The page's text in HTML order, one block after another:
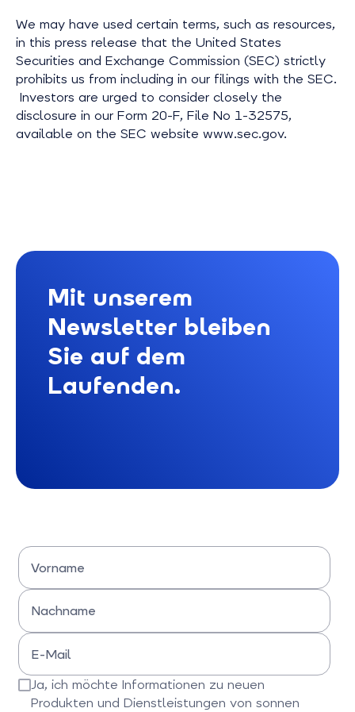
We may have used certain terms, such as resources,
in this press release that the United States
Securities and Exchange Commission (SEC) strictly
prohibits us from including in our filings with the SEC.
Investors are urged to consider closely the
disclosure in our Form 20-F, File No 1-32575,
available on the SEC website www.sec.gov.
Mit unserem
Newsletter bleiben
Sie auf dem
Laufenden.
Vorname
Bitte Vornamen eingeben
Nachname
Bitte Nachname eingeben
E-Mail
Bitte E-Mail-Adresse eingeben
Ja, ich möchte Informationen zu neuen
Produkten und Dienstleistungen von sonnen